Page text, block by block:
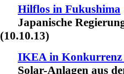
Hilflos in Fukushima
Japanische
(10.10.13)
IKEA in Konkurrenz
Solar-Anlagen aus